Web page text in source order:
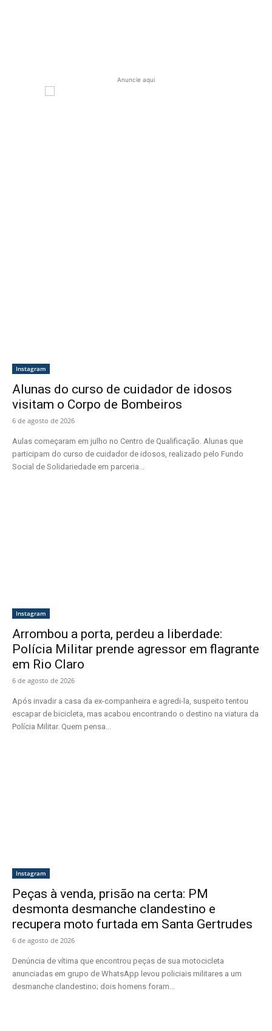
Anuncie aqui
Instagram
Alunas do curso de cuidador de idosos
visitam o Corpo de Bombeiros
6 de agosto de 2026
Aulas começaram em julho no Centro de Qualificação. Alunas que
participam do curso de cuidador de idosos, realizado pelo Fundo
Social de Solidariedade em parceria...
Instagram
Arrombou a porta, perdeu a liberdade:
Polícia Militar prende agressor em flagrante
em Rio Claro
6 de agosto de 2026
Após invadir a casa da ex-companheira e agredi-la, suspeito tentou
escapar de bicicleta, mas acabou encontrando o destino na viatura da
Polícia Militar. Quem pensa...
Instagram
Peças à venda, prisão na certa: PM
desmonta desmanche clandestino e
recupera moto furtada em Santa Gertrudes
6 de agosto de 2026
Denúncia de vítima que encontrou peças de sua motocicleta
anunciadas em grupo de WhatsApp levou policiais militares a um
desmanche clandestino; dois homens foram...